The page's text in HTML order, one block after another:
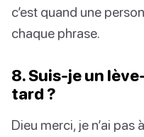
c’est quand une
chaque phrase.
8. Suis-je un
tard ?
Dieu merci, je n’ai